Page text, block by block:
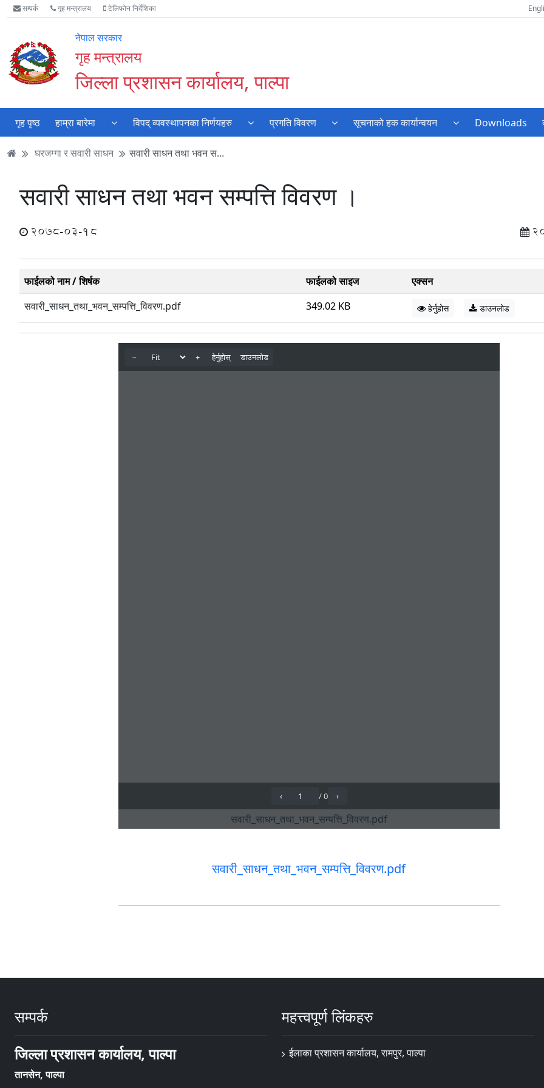
Accessibility
Mode
गर्नुहोस्
मुख्य
सामाग्री
मुख्य
नेभिगेसन
वेबसाइट
खोजमा
सम्पर्क गृह मन्त्रालय टेलिफोन निर्देशिका
नेपाल सरकार
गृह मन्त्रालय
जिल्ला प्रशासन कार्यालय, पाल्पा
गृह पृष्ठ हाम्रा बारेमा विपद् व्यवस्थापनका निर्णयहरु प्रगति विवरण सूचनाको हक कार्यान्वयन Downloads
घरजग्गा र सवारी साधन सवारी साधन तथा भवन स...
सवारी साधन तथा भवन सम्पत्ति विवरण ।
2078-03-18
फाईलको नाम / शिर्षक फाईलको साइज
एक्सन
सवारी_साधन_तथा_भवन_सम्पत्ति_विवरण.pdf
349.02 KB हेर्नुहोस डाउनलोड
सवारी_साधन_तथा_भवन_सम्पत्ति_विवरण.pdf
सम्पर्क
जिल्ला प्रशासन कार्यालय, पाल्पा
तानसेन, पाल्पा
महत्त्वपूर्ण लिंकहरु
ईलाका प्रशासन कार्यालय, रामपुर, पाल्पा